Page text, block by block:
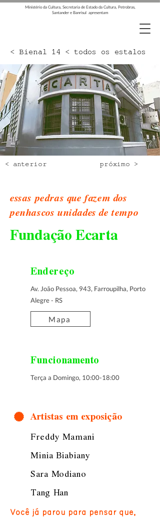
Ministério da Cultura, Secretaria de Estado da Cultura, Petrobras,
Santander e Banrisul apresentam
< Bienal 14 < todos os estalos
< anterior próximo >
essas pedras que fazem dos
penhascos unidades de tempo
Fundação Ecarta
Endereço
Av. João Pessoa, 943, Farroupilha, Porto
Alegre - RS
Mapa
Funcionamento
Terça a Domingo, 10:00-18:00
Artistas em exposição
Freddy Mamani
Minia Biabiany
Sara Modiano
Tang Han
Você já parou para pensar que,